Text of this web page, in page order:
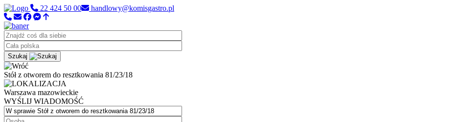
22 424 50 00 handlowy@komisgastro.pl
Szukaj
Stół z otworem do resztkowania 81/23/18
Warszawa mazowieckie
WYŚLIJ WIADOMOŚĆ